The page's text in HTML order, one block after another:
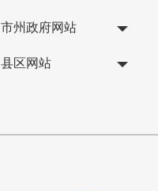
市州政府网站
县区网站